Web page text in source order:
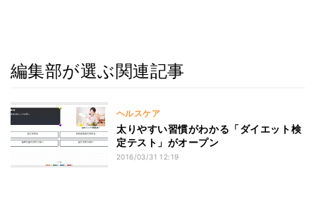
編集部が選ぶ関連記事
ヘルスケア
太りやすい習慣がわかる「ダイエット検
定テスト」がオープン
2016/03/31 12:19